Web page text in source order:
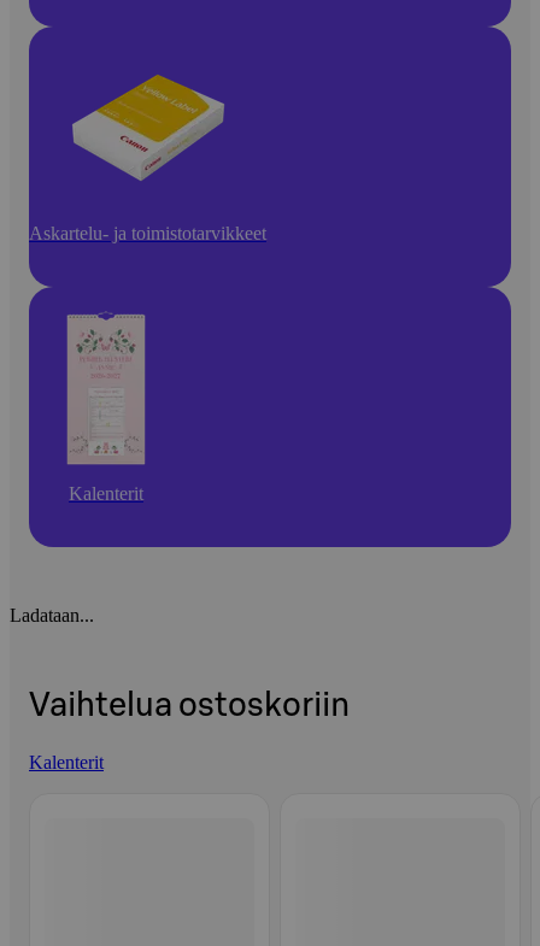
Askartelu- ja toimistotarvikkeet
Kalenterit
Ladataan...
Vaihtelua ostoskoriin
Kalenterit